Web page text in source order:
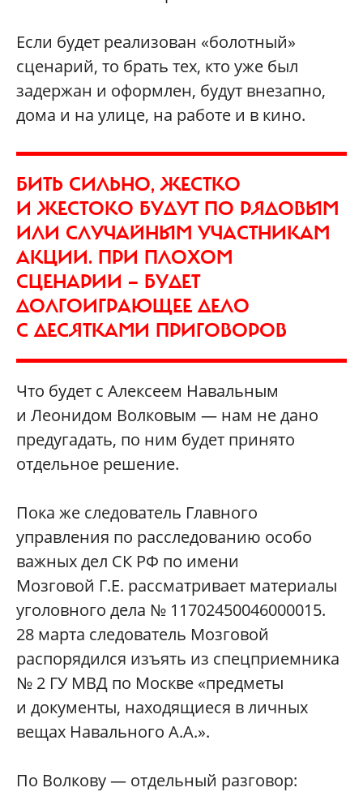
Если будет реализован «болотный»
сценарий, то брать тех, кто уже был
задержан и оформлен, будут внезапно,
дома и на улице, на работе и в кино.
БИТЬ СИЛЬНО, ЖЕСТКО
И ЖЕСТОКО БУДУТ ПО РЯДОВЫМ
ИЛИ СЛУЧАЙНЫМ УЧАСТНИКАМ
АКЦИИ. ПРИ ПЛОХОМ
СЦЕНАРИИ — БУДЕТ
ДОЛГОИГРАЮЩЕЕ ДЕЛО
С ДЕСЯТКАМИ ПРИГОВОРОВ
Что будет с Алексеем Навальным
и Леонидом Волковым — нам не дано
предугадать, по ним будет принято
отдельное решение.
Пока же следователь Главного
управления по расследованию особо
важных дел СК РФ по имени
Мозговой Г.Е. рассматривает материалы
уголовного дела № 11702450046000015.
28 марта следователь Мозговой
распорядился изъять из спецприемника
№ 2 ГУ МВД по Москве «предметы
и документы, находящиеся в личных
вещах Навального А.А.».
По Волкову — отдельный разговор: